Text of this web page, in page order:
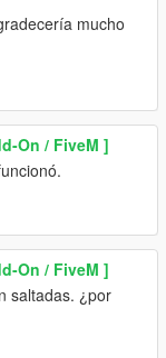
mucho
On / FiveM ]
On / FiveM ]
saltadas. ¿por